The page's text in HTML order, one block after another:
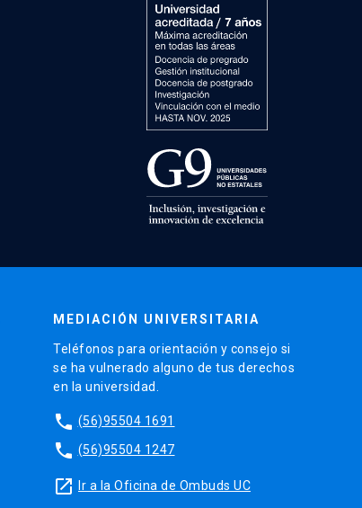
MEDIACIÓN UNIVERSITARIA
Teléfonos para orientación y consejo si
se ha vulnerado alguno de tus derechos
en la universidad.
phone (56)95504 1691
phone (56)95504 1247
launch Ir a la Oficina de Ombuds UC